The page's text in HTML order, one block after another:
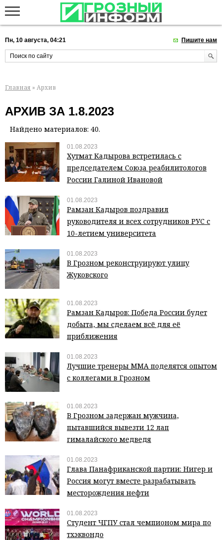
Пн, 10 августа, 04:21 Пишите нам
Главная » Архив
АРХИВ ЗА 1.8.2023
Найдено материалов: 40.
01.08.2023
Хутмат Кадырова встретилась с
председателем Союза реабилитологов
России Галиной Ивановой
01.08.2023
Рамзан Кадыров поздравил
руководителя и всех сотрудников РУС с
10-летием университета
01.08.2023
В Грозном реконструируют улицу
Жуковского
01.08.2023
Рамзан Кадыров: Победа России будет
добыта, мы сделаем всё для её
приближения
01.08.2023
Лучшие тренеры ММА поделятся опытом
с коллегами в Грозном
01.08.2023
В Грозном задержан мужчина,
пытавшийся вывезти 12 лап
гималайского медведя
01.08.2023
Глава Панафриканской партии: Нигер и
Россия могут вместе разрабатывать
месторождения нефти
01.08.2023
Студент ЧГПУ стал чемпионом мира по
тхэквондо